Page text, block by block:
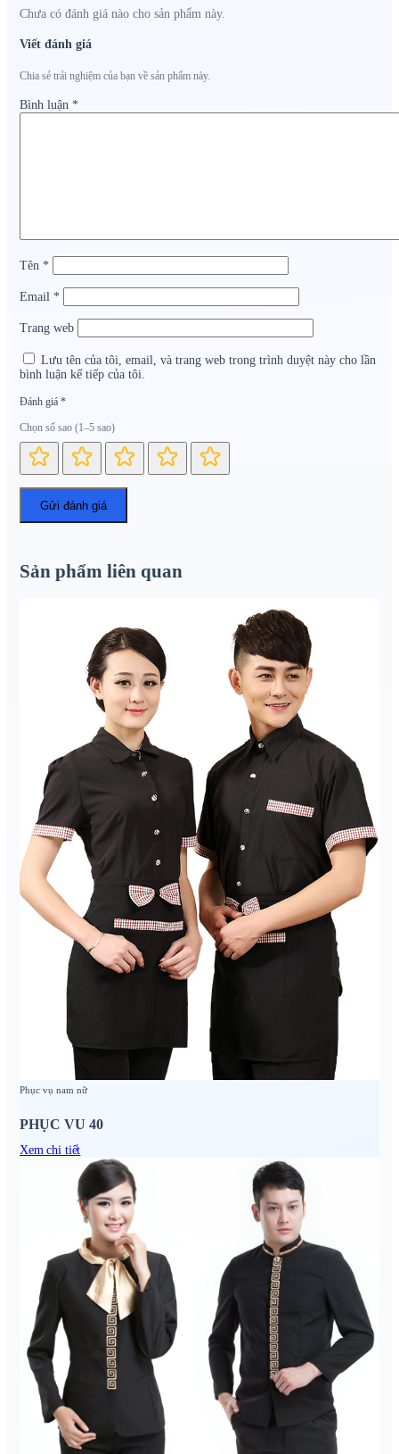
Chưa có đánh giá nào cho sản phẩm này.
Viết đánh giá
Chia sẻ trải nghiệm của bạn về sản phẩm này.
Bình luận *
Tên *
Email *
Trang web
Lưu tên của tôi, email, và trang web trong trình duyệt này cho lần
bình luận kế tiếp của tôi.
Đánh giá *
Chọn số sao (1–5 sao)
Sản phẩm liên quan
Phục vụ nam nữ
PHỤC VU 40
Xem chi tiết